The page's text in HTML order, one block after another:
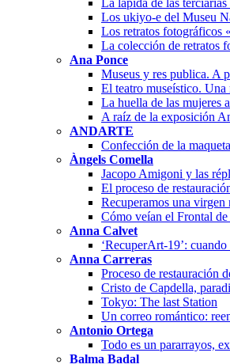
La lápida de las
Los ukiyo-e del Museu
Los retratos fotográficos
La colección de retratos
Ana Ponce
Museus y res publica. A
El teatro museístico.
La huella de las mujeres
A raíz de la exposición
ANDARTE
Confección de la
Àngels Comella
Jacopo Amigoni y las
El proceso de
Recuperamos una virgen
Cómo veían el Frontal
Anna Calvet
‘RecuperArt-19’:
Anna Carreras
Proceso de restauración
Cristo de Capdella,
Tokyo: The last Station
Un correo romántico:
Antonio Ortega
Todo es un pararrayos,
Balma Badal